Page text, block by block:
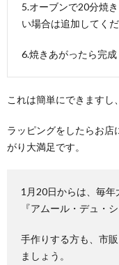
5.オーブンで20分焼
い場合は追加してくだ
6.焼きあがったら完成
これは簡単にできますし
ラッピングをしたらお店
がり大満足です。
1月20日からは、毎
『アムール・デュ・
手作りする方も、市
ましょう。